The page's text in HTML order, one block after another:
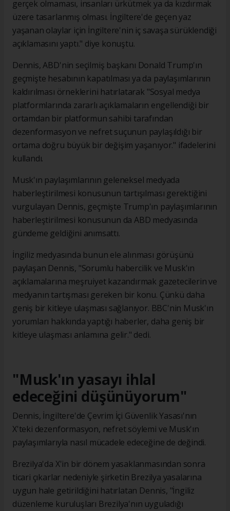
gerçek olmaması, insanları ürkütmek ya da kızdırmak
üzere tasarlanmış olması. İngiltere'de geçen yaz
yaşanan olaylar için İngiltere'nin iç savaşa sürüklendiği
açıklamasını yaptı." diye konuştu.
Dennis, ABD'nin seçilmiş başkanı Donald Trump'ın
geçmişte hesabının kapatılması ya da paylaşımlarının
kaldırılması örneklerini hatırlatarak "Sosyal medya
platformlarında zararlı açıklamaların engellendiği bir
ortamdan bir platformun sahibi tarafından
dezenformasyon ve nefret suçunun paylaşıldığı bir
ortama doğru büyük bir değişim yaşanıyor." ifadelerini
kullandı.
Musk'ın paylaşımlarının geleneksel medyada
haberleştirilmesi konusunun tartışılması gerektiğini
vurgulayan Dennis, geçmişte Trump'ın paylaşımlarının
haberleştirilmesi konusunun da ABD medyasında
gündeme geldiğini anımsattı.
İngiliz medyasında bunun ele alınması görüşünü
paylaşan Dennis, "Sorumlu habercilik ve Musk'ın
açıklamalarına meşruiyet kazandırmak gazetecilerin ve
medyanın tartışması gereken bir konu. Çünkü daha
geniş bir kitleye ulaşması sağlanıyor. BBC'nin Musk'ın
yorumları hakkında yaptığı haberler, daha geniş bir
kitleye ulaşması anlamına gelir." dedi.
"Musk'ın yasayı ihlal
edeceğini düşünüyorum"
Dennis, İngiltere'de Çevrim İçi Güvenlik Yasası'nın
X'teki dezenformasyon, nefret söylemi ve Musk'ın
paylaşımlarıyla nasıl mücadele edeceğine de değindi.
Brezilya'da X'in bir dönem yasaklanmasından sonra
ticari çıkarlar nedeniyle şirketin Brezilya yasalarına
uygun hale getirildiğini hatırlatan Dennis, "İngiliz
düzenleme kuruluşları Brezilya'nın uyguladığı